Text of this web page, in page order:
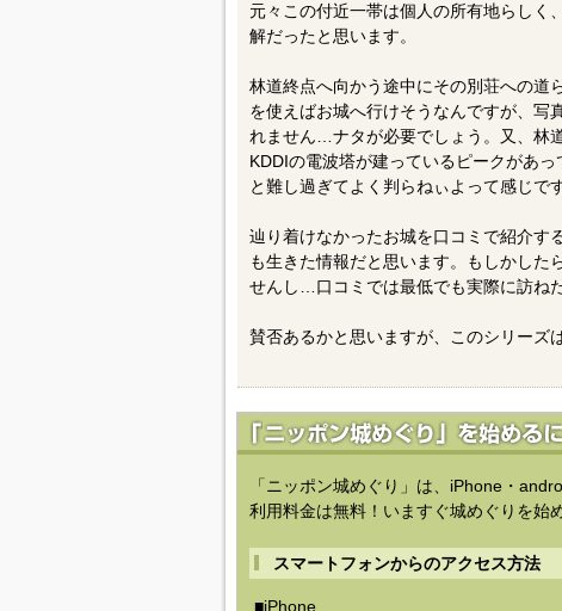
元々この付近一帯は個人の所有地らしく
解だったと思います。
林道終点へ向かう途中にその別荘への道
を使えばお城へ行けそうなんですが、写
れません…ナタが必要でしょう。又、林
KDDIの電波塔が建っているピークがあ
と難し過ぎてよく判らねぃよって感じで
辿り着けなかったお城を口コミで紹介
も生きた情報だと思います。もしかした
せんし…口コミでは最低でも実際に訪ね
賛否あるかと思いますが、このシリーズ
「ニッポン城めぐり」は、iPhone・
利用料金は無料！いますぐ城めぐりを始
スマートフォンからのアクセス方法
■iPhone